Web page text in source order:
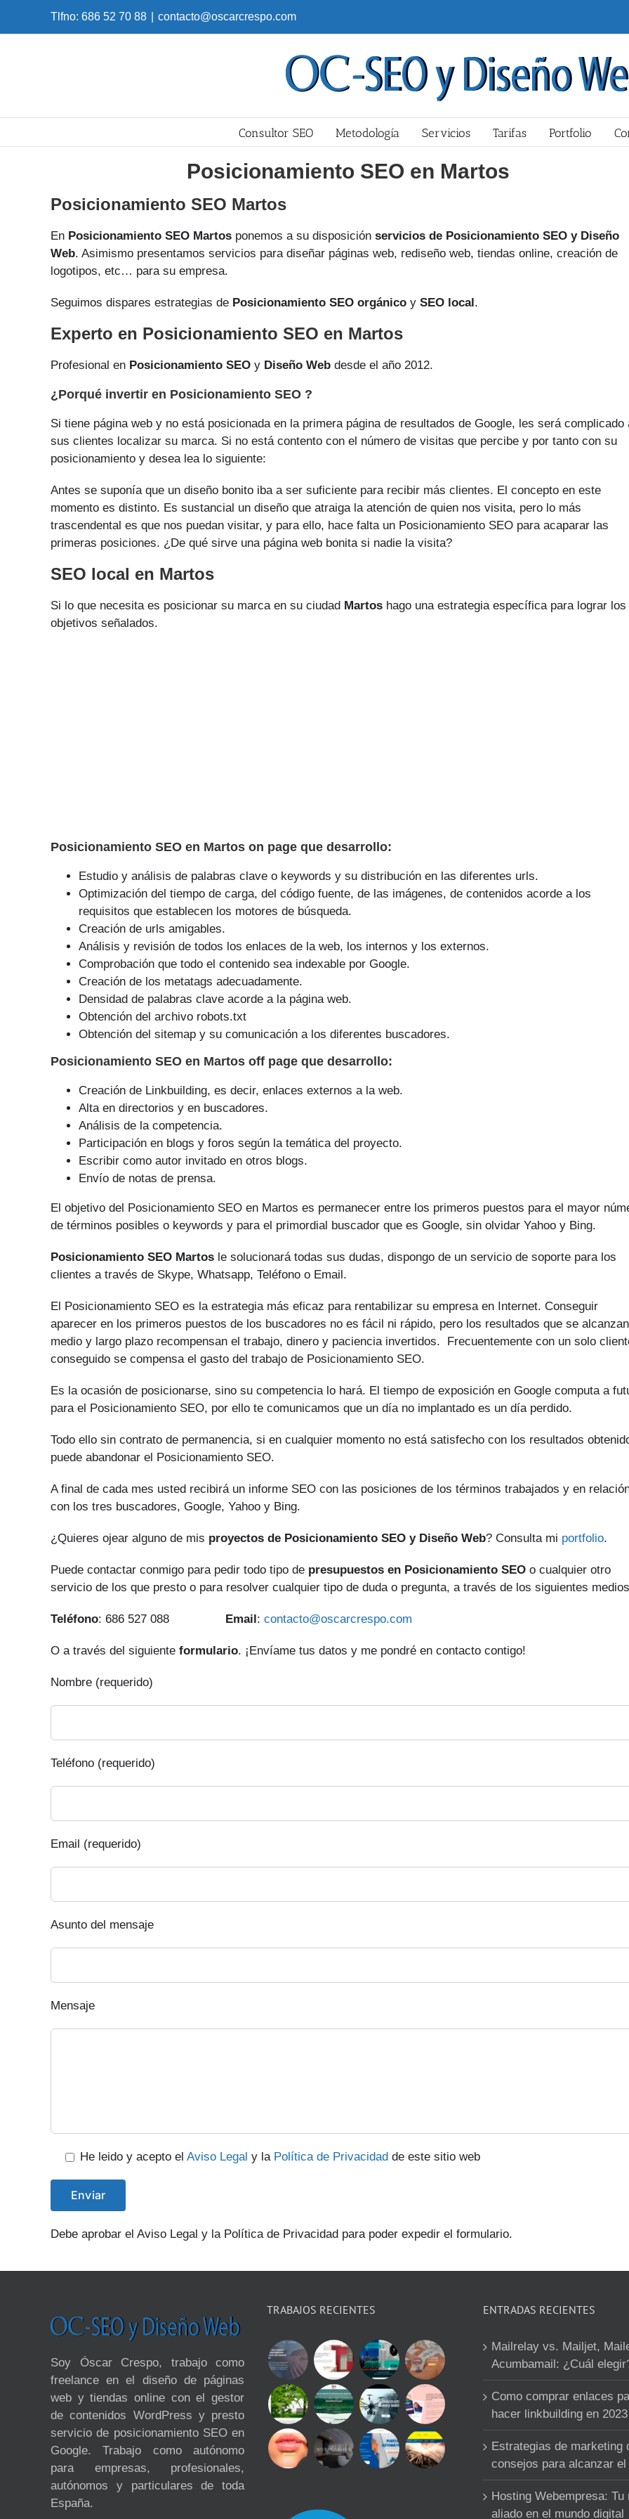
Tlfno: 686 52 70 88 contacto@oscarcrespo.com
Consultor SEO Metodología Servicios Tarifas Portfolio
Posicionamiento SEO en Martos
Posicionamiento SEO Martos
En Posicionamiento SEO Martos ponemos a su disposición servicios de Posicionamiento SEO y Diseño
Web. Asimismo presentamos servicios para diseñar páginas web, rediseño web, tiendas online, creación de
logotipos, etc… para su empresa.
Seguimos dispares estrategias de Posicionamiento SEO orgánico y SEO local.
Experto en Posicionamiento SEO en Martos
Profesional en Posicionamiento SEO y Diseño Web desde el año 2012.
¿Porqué invertir en Posicionamiento SEO ?
Si tiene página web y no está posicionada en la primera página de resultados de Google, les será complicado
sus clientes localizar su marca. Si no está contento con el número de visitas que percibe y por tanto con su
posicionamiento y desea lea lo siguiente:
Antes se suponía que un diseño bonito iba a ser suficiente para recibir más clientes. El concepto en este
momento es distinto. Es sustancial un diseño que atraiga la atención de quien nos visita, pero lo más
trascendental es que nos puedan visitar, y para ello, hace falta un Posicionamiento SEO para acaparar las
primeras posiciones. ¿De qué sirve una página web bonita si nadie la visita?
SEO local en Martos
Si lo que necesita es posicionar su marca en su ciudad Martos hago una estrategia específica para lograr los
objetivos señalados.
Posicionamiento SEO en Martos on page que desarrollo:
Estudio y análisis de palabras clave o keywords y su distribución en las diferentes urls.
Optimización del tiempo de carga, del código fuente, de las imágenes, de contenidos acorde a los
requisitos que establecen los motores de búsqueda.
Creación de urls amigables.
Análisis y revisión de todos los enlaces de la web, los internos y los externos.
Comprobación que todo el contenido sea indexable por Google.
Creación de los metatags adecuadamente.
Densidad de palabras clave acorde a la página web.
Obtención del archivo robots.txt
Obtención del sitemap y su comunicación a los diferentes buscadores.
Posicionamiento SEO en Martos off page que desarrollo:
Creación de Linkbuilding, es decir, enlaces externos a la web.
Alta en directorios y en buscadores.
Análisis de la competencia.
Participación en blogs y foros según la temática del proyecto.
Escribir como autor invitado en otros blogs.
Envío de notas de prensa.
El objetivo del Posicionamiento SEO en Martos es permanecer entre los primeros puestos para el mayor
de tér­minos posibles o keywords y para el primordial buscador que es Google, sin olvidar Yahoo y Bing.
Posicionamiento SEO Martos le solucionará todas sus dudas, dispongo de un servicio de soporte para los
clientes a través de Skype, Whatsapp, Teléfono o Email.
El Posicionamiento SEO es la estrategia más eficaz para rentabilizar su empresa en Internet. Conseguir
aparecer en los primeros puestos de los buscadores no es fácil ni rápido, pero los resultados que se
medio y largo plazo recompensan el trabajo, dinero y paciencia invertidos. Frecuentemente con un solo
conseguido se compensa el gasto del trabajo de Posicionamiento SEO.
Es la ocasión de posicionarse, sino su competencia lo hará. El tiempo de exposición en Google computa a
para el Posicionamiento SEO, por ello te comunicamos que un día no implantado es un día perdido.
Todo ello sin contrato de permanencia, si en cualquier momento no está satisfecho con los resultados
puede abandonar el Posicionamiento SEO.
A final de cada mes usted recibirá un informe SEO con las posiciones de los términos trabajados y en
con los tres buscadores, Google, Yahoo y Bing.
¿Quieres ojear alguno de mis proyectos de Posicionamiento SEO y Diseño Web? Consulta mi portfolio.
Puede contactar conmigo para pedir todo tipo de presupuestos en Posicionamiento SEO o cualquier otro
servicio de los que presto o para resolver cualquier tipo de duda o pregunta, a través de los siguientes
Teléfono: 686 527 088 Email: contacto@oscarcrespo.com
O a través del siguiente formulario. ¡Envíame tus datos y me pondré en contacto contigo!
Nombre (requerido)
Teléfono (requerido)
Email (requerido)
Asunto del mensaje
Mensaje
He leido y acepto el Aviso Legal y la Política de Privacidad de este sitio web
Debe aprobar el Aviso Legal y la Política de Privacidad para poder expedir el formulario.
Soy Óscar Crespo, trabajo como
freelance en el diseño de páginas
web y tiendas online con el gestor
de contenidos WordPress y presto
servicio de posicionamiento SEO en
Google. Trabajo como autónomo
para empresas, profesionales,
autónomos y particulares de toda
España.
TRABAJOS RECIENTES ENTRADAS RECIENTES
Mailrelay vs. Mailjet,
Acumbamail: ¿Cuál
Como comprar enlaces
hacer linkbuilding en 2023
Estrategias de marketing
consejos para alcanzar
Hosting Webempresa: Tu
aliado en el mundo digital